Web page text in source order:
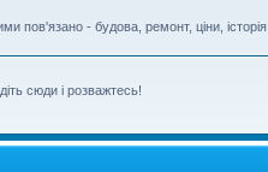
пов'язано - будова, ремонт, ціни, історія.
сюди і розважтесь!